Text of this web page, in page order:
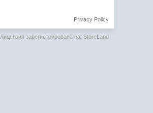
Privacy Policy
Лицензия зарегистрирована на: StoreLand